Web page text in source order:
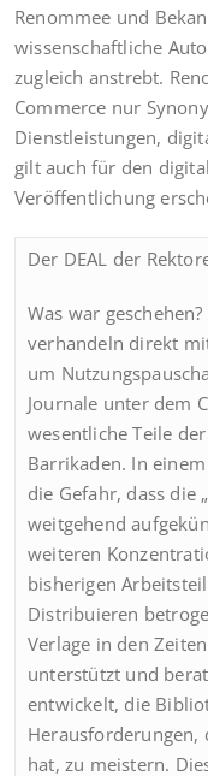
Renommee und
wissenschaftliche
zugleich anstrebt.
Commerce nur
Dienstleistungen,
gilt auch für den
Veröffentlichung
Der DEAL der
Was war
verhandeln direkt
um
Journale unter dem
wesentliche Teile
Barrikaden. In
die Gefahr, dass die
weitgehend
weiteren
bisherigen
Distribuieren
Verlage in den
unterstützt und
entwickelt, die
Herausforderungen,
hat, zu meistern.